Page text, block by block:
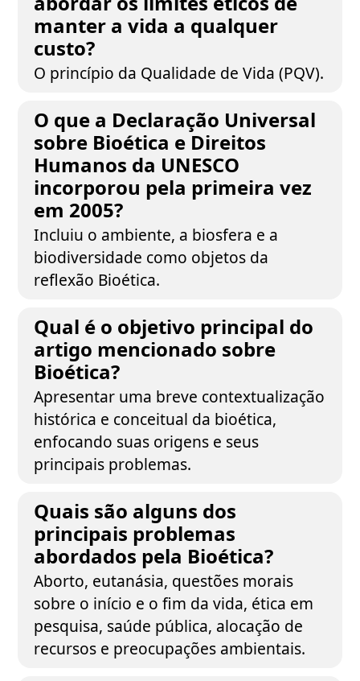
manter a vida a qualquer
custo?
O princípio da Qualidade de Vida (PQV).
O que a Declaração Universal
sobre Bioética e Direitos
Humanos da UNESCO
incorporou pela primeira vez
em 2005?
Incluiu o ambiente, a biosfera e a
biodiversidade como objetos da
reflexão Bioética.
Qual é o objetivo principal do
artigo mencionado sobre
Bioética?
Apresentar uma breve contextualização
histórica e conceitual da bioética,
enfocando suas origens e seus
principais problemas.
Quais são alguns dos
principais problemas
abordados pela Bioética?
Aborto, eutanásia, questões morais
sobre o início e o fim da vida, ética em
pesquisa, saúde pública, alocação de
recursos e preocupações ambientais.